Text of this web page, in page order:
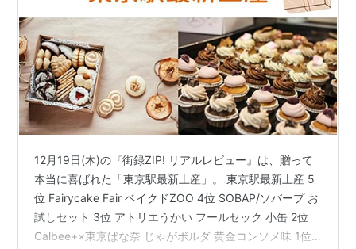
12月19日(木)の『街録ZIP! リアルレビュー』は、贈って
本当に喜ばれた「東京駅最新土産」。 東京駅最新土産 5
位 Fairycake Fair ベイクドZOO 4位 SOBAP/ソバープ お
試しセット 3位 アトリエうかい フールセック 小缶 2位
Calbee+×東京ばな奈 じゃがボルダ 黄金コンソメ味 1位